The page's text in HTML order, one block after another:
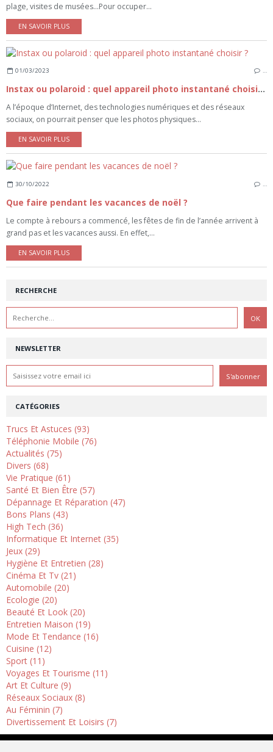
plage, visites de musées...Pour occuper...
EN SAVOIR PLUS
01/03/2023 …
Instax ou polaroid : quel appareil photo instantané choisir ?
A l’époque d’Internet, des technologies numériques et des réseaux
sociaux, on pourrait penser que les photos physiques...
EN SAVOIR PLUS
30/10/2022 …
Que faire pendant les vacances de noël ?
Le compte à rebours a commencé, les fêtes de fin de l’année arrivent à
grand pas et les vacances aussi. En effet,...
EN SAVOIR PLUS
NEWSLETTER
RECHERCHE
CATÉGORIES
Trucs Et Astuces (93)
Téléphonie Mobile (76)
Actualités (75)
Divers (68)
Vie Pratique (61)
Santé Et Bien Être (57)
Dépannage Et Réparation (47)
Bons Plans (43)
High Tech (36)
Informatique Et Internet (35)
Jeux (29)
Hygiène Et Entretien (28)
Cinéma Et Tv (21)
Automobile (20)
Ecologie (20)
Beauté Et Look (20)
Entretien Maison (19)
Mode Et Tendance (16)
Cuisine (12)
Sport (11)
Voyages Et Tourisme (11)
Art Et Culture (9)
Réseaux Sociaux (8)
Au Féminin (7)
Divertissement Et Loisirs (7)